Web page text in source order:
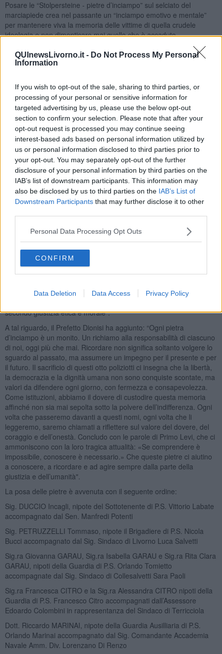
QUInewsLivorno.it - Do Not Process My Personal
Information
If you wish to opt-out of the sale, sharing to third parties, or
processing of your personal or sensitive information for
targeted advertising by us, please use the below opt-out
section to confirm your selection. Please note that after your
opt-out request is processed you may continue seeing
interest-based ads based on personal information utilized by
us or personal information disclosed to third parties prior to
your opt-out. You may separately opt-out of the further
disclosure of your personal information by third parties on the
IAB’s list of downstream participants. This information may
also be disclosed by us to third parties on the IAB’s List of
Downstream Participants that may further disclose it to other
Personal Data Processing Opt Outs
CONFIRM
Data Deletion Data Access Privacy Policy
Posare le “Stolpersteine - pietre d’inciampo” sul selciato del
marciapiede crea nel passante un “inciampo emotivo e mentale”
per mantenere viva la memoria delle vittime di quella crudele
ideologia e non dimenticare mai quello che è accaduto.
Proseguendo quindi un percorso ideale che passa dall’area della
memoria, inaugurata nel 2022 nel limitrofo piazzale di via Fiume,
all’intitolazione della sede distaccata della Questura di Viale
Tre luoghi della memoria per non dimenticare uniti dal sacrificio dei
nostri otto eroi, la cui storia viene raccontata nella collana di libri
“Fecero la scelta giusta”; due pubblicazioni, scritte dall’Ufficio
comunicazione istituzionale della Polizia di Stato, che raccontano le
storie de “I poliziotti che si opposero al nazifascismo” e de “I
poliziotti che soccorsero gli ebrei”, presentata il 13 dicembre a
Montecitorio alla presenza del Presidente della Repubblica
Il Prefetto di Livorno Giancarlo Dionisi ha detto: “Questo non è solo
un gesto commemorativo, ma un impegno collettivo a non
dimenticare. Un segno tangibile, incastonato nelle strade della
nostra città, che ci richiama ogni giorno al dovere della memoria. I
suddetti poliziotti erano Servitori dello Stato, uomini che hanno
nostra storia. Con questo gesto, restituiamo loro il posto che
meritano nella memoria collettiva, affinché i loro nomi non siano
solo incisi sulla pietra, ma rimangano scolpiti nelle nostre
coscienze. Mantenendo vivo il loro ricordo facciamo in modo che il
sacrificio fatto non sia invano ma costituisca un monito per tutti noi
simili e che, seguendo il loro modello di rettitudine, si possa vivere
secondo giustizia etica e morale".
A tal riguardo, il Prefetto Dionisi ha aggiunto: “Ogni pietra
d’inciampo è un monito. Un richiamo alla responsabilità di ciascuno
di noi, oggi più che mai. Ricordare non significa soltanto volgere lo
sguardo al passato, ma assumere un impegno per il presente e per
il futuro. Il sacrificio di questi otto poliziotti ci insegna che la libertà,
la democrazia e la dignità umana non sono conquiste scontate, ma
valori da difendere ogni giorno, con fermezza e consapevolezza.
Come istituzioni, abbiamo il dovere di custodire questa memoria
affinché non sia mai sepolta sotto la polvere dell’indifferenza. Ogni
volta che passeremo davanti a questi nomi, ogni volta che li
leggeremo, saremo chiamati a riflettere sul valore del dovere, del
coraggio e dell’onestà. Concludo con le parole di Primo Levi, che ci
ammoniscono con la loro tragica attualità: «Se comprendere è
impossibile, conoscere è necessario.» Che queste pietre ci aiutino
a conoscere, a ricordare e ad agire sempre dalla parte della
giustizia e dell’umanità".
La posa delle pietre è avvenuta con il seguente ordine:
Sig. DUCCIO Incagli, nipote del Sottotenente di P.S. Vittorio Labate
accompagnato dal Sen. Manfredi Potenti
Sig. PETRUZZELLI Tommaso, nipote il Brigadiere di P.S. Nicola
Bucci accompagnato dal Sig. Sindaco di Livorno Luca Salvetti
Sig.ra Giovanna GARAU, Sig.ra Isabella GARAU e Sig.ra Rita Clara
GARAU, nipoti della Guardia di P.S. Orlando Tomietto
accompagnate dal Sig. Sindaco di Collesalvetti Sara Paoli
Sig.ra Francesca CITRO e la Sig.ra Alessandra CITRO nipoti della
Guardia di P.S. Francesco Citro accompagnati dall’Assessore
Edoardo Colombini in rappresentanza del Sindaco di Terricciola
Dott. Riccardo MARINAI, nipote della Guardia Ausilliaria di P.S.
Orlando Marinai accompagnato dal Sig. Comandante Accademia
Navale Amm. Div. Lorenzano Di Renzo